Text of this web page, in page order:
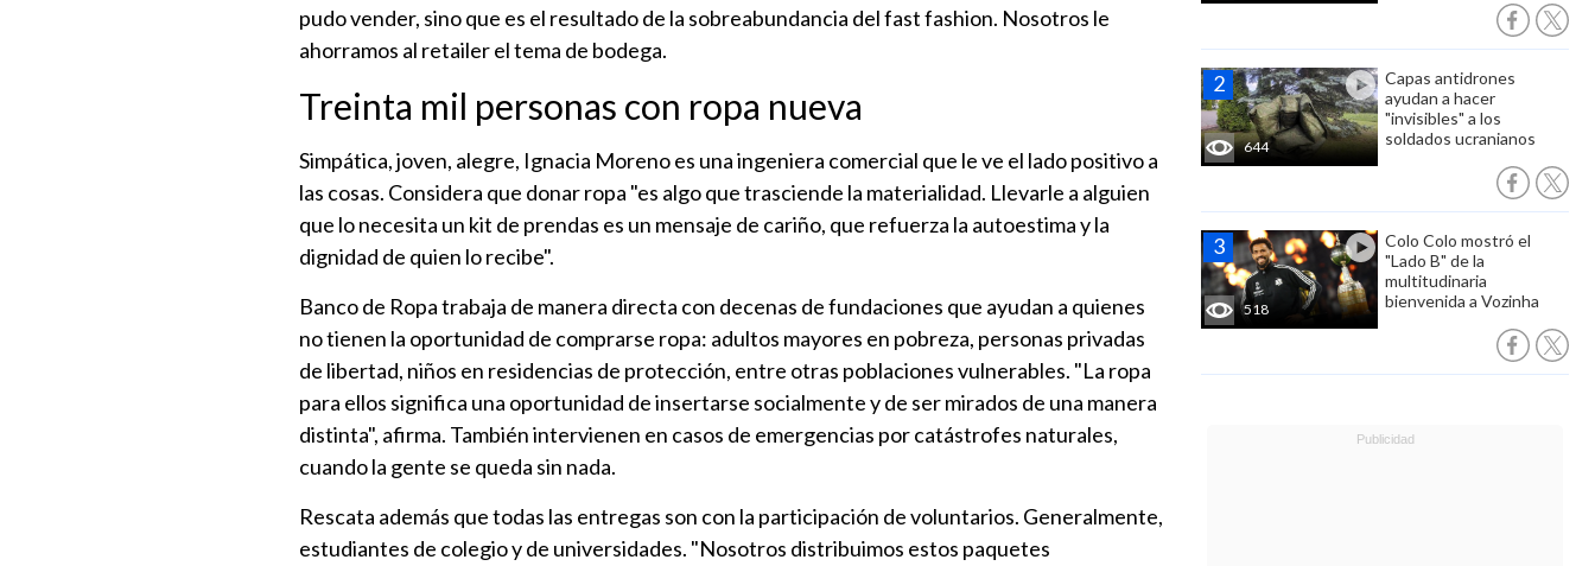
644
Capas antidrones
ayudan a hacer
"invisibles" a los
soldados ucranianos
518
Colo Colo mostró el
"Lado B" de la
multitudinaria
bienvenida a Vozinha
pudo vender, sino que es el resultado de la sobreabundancia del fast fashion. Nosotros le
ahorramos al retailer el tema de bodega.
Treinta mil personas con ropa nueva
Simpática, joven, alegre, Ignacia Moreno es una ingeniera comercial que le ve el lado positivo a
las cosas. Considera que donar ropa "es algo que trasciende la materialidad. Llevarle a alguien
que lo necesita un kit de prendas es un mensaje de cariño, que refuerza la autoestima y la
dignidad de quien lo recibe".
Banco de Ropa trabaja de manera directa con decenas de fundaciones que ayudan a quienes
no tienen la oportunidad de comprarse ropa: adultos mayores en pobreza, personas privadas
de libertad, niños en residencias de protección, entre otras poblaciones vulnerables. "La ropa
para ellos significa una oportunidad de insertarse socialmente y de ser mirados de una manera
distinta", afirma. También intervienen en casos de emergencias por catástrofes naturales,
cuando la gente se queda sin nada.
Rescata además que todas las entregas son con la participación de voluntarios. Generalmente,
estudiantes de colegio y de universidades. "Nosotros distribuimos estos paquetes